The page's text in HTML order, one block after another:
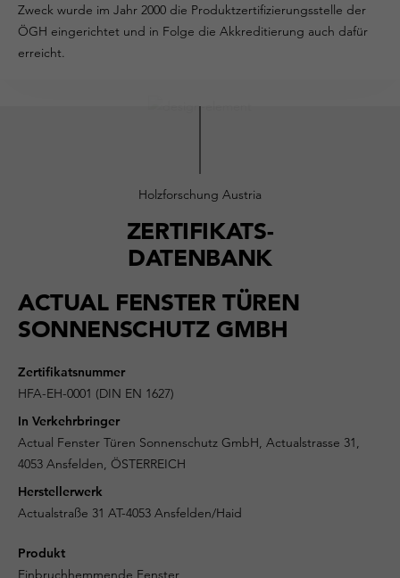
Zweck wurde im Jahr 2000 die Produktzertifizierungsstelle der
ÖGH eingerichtet und in Folge die Akkreditierung auch dafür
erreicht.
Holzforschung Austria
ZERTIFIKATS-
DATENBANK
ACTUAL FENSTER TÜREN
SONNENSCHUTZ GMBH
Zertifikatsnummer
HFA-EH-0001 (DIN EN 1627)
In Verkehrbringer
Actual Fenster Türen Sonnenschutz GmbH, Actualstrasse 31,
4053 Ansfelden, ÖSTERREICH
Herstellerwerk
Actualstraße 31 AT-4053 Ansfelden/Haid
Produkt
Einbruchhemmende Fenster